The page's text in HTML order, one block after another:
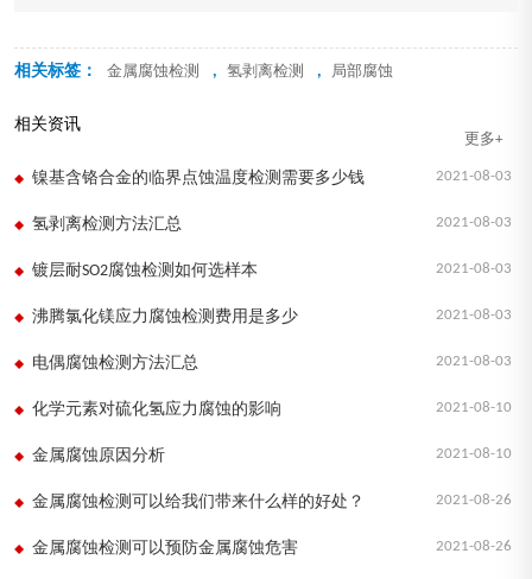
相关标签： 金属腐蚀检测 , 氢剥离检测 , 局部腐蚀
相关资讯
更多+
2021-08-03
镍基含铬合金的临界点蚀温度检测需要多少钱
2021-08-03
氢剥离检测方法汇总
2021-08-03
镀层耐SO2腐蚀检测如何选样本
2021-08-03
沸腾氯化镁应力腐蚀检测费用是多少
2021-08-03
电偶腐蚀检测方法汇总
2021-08-10
化学元素对硫化氢应力腐蚀的影响
2021-08-10
金属腐蚀原因分析
2021-08-26
金属腐蚀检测可以给我们带来什么样的好处？
2021-08-26
金属腐蚀检测可以预防金属腐蚀危害